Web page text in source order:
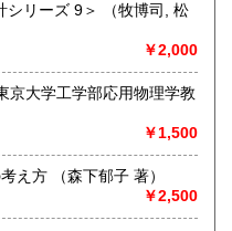
メトロ丸ノ内線
在の場合がございます
始
他資料買取り致します。
払い)で送って頂くことも
9＞ （牧博司, 松
￥2,000
￥1,500
指標生物学 : 生物モニタリングの考え方 （森下郁子 著）
￥2,500